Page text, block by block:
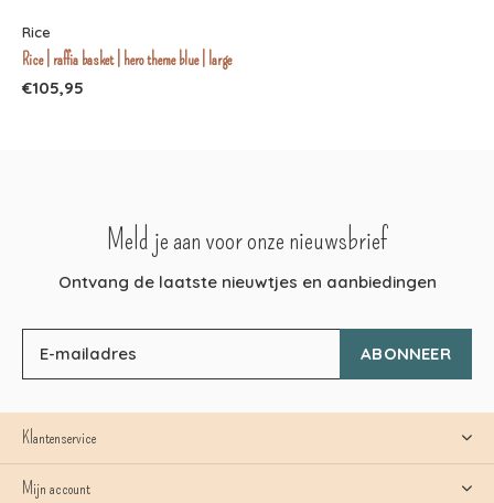
Rice
Rice | raffia basket | hero theme blue | large
€105,95
Meld je aan voor onze nieuwsbrief
Ontvang de laatste nieuwtjes en aanbiedingen
ABONNEER
Klantenservice
Mijn account